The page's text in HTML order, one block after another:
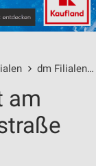
dm Filialen
am